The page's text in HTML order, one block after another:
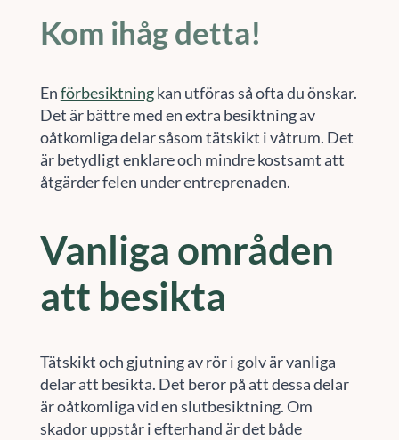
Kom ihåg detta!
Enförbesiktningkan utföras så ofta du önskar.
Det är bättre med en extra besiktning av
oåtkomliga delar såsom tätskikt i våtrum. Det
är betydligt enklare och mindre kostsamt att
åtgärder felen under entreprenaden.
Vanliga områden
att besikta
Tätskikt och gjutning av rör i golv är vanliga
delar att besikta. Det beror på att dessa delar
är oåtkomliga vid en slutbesiktning. Om
skador uppstår i efterhand är det både